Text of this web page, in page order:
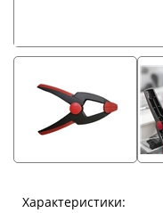
Характеристики: